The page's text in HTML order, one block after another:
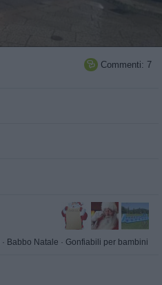
 Commenti: 7
· Babbo Natale · Gonfiabili per bambini